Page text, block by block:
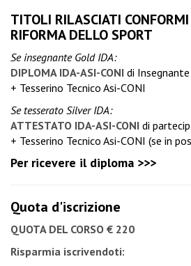
TITOLI RILASCIATI
RIFORMA DELLO SPORT
Se insegnante Gold IDA:
DIPLOMA IDA-ASI-CONI di
+ Tesserino Tecnico Asi-CONI
Se tesserato Silver IDA:
ATTESTATO IDA-ASI-CONI di
+ Tesserino Tecnico Asi-CONI (se in
Per ricevere il diploma >>>
Quota d'iscrizione
QUOTA DEL CORSO € 220
Risparmia iscrivendoti: